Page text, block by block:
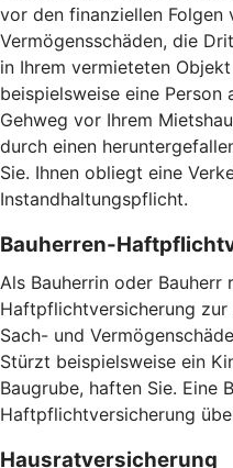
vor den finanziellen Folgen
Vermögensschäden, die
in Ihrem vermieteten
beispielsweise eine
Gehweg vor Ihrem
durch einen
Sie. Ihnen obliegt eine
Instandhaltungspflicht.
Bauherren-
Als Bauherrin oder
Haftpflichtversicherung zur
Sach- und
Stürzt beispielsweise ein
Baugrube, haften Sie. Eine
Haftpflichtversicherung
Hausratversicherung